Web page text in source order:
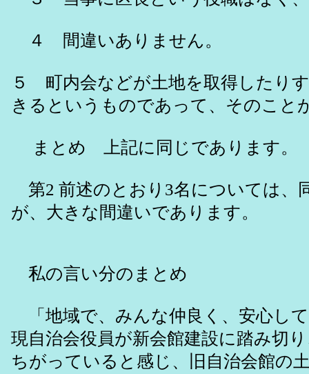
４ 間違いありません。
５ 町内会などが土地を取得したり
きるというものであって、そのこと
まとめ 上記に同じであります。
第2 前述のとおり3名については、
が、大きな間違いであります。
私の言い分のまとめ
「地域で、みんな仲良く、安心し
現自治会役員が新会館建設に踏み切
ちがっていると感じ、旧自治会館の